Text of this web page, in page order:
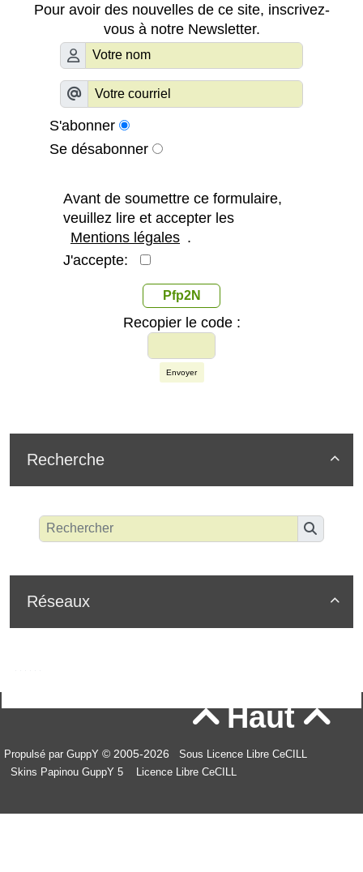
Pour avoir des nouvelles de ce site, inscrivez-
vous à notre Newsletter.
S'abonner
Se désabonner
Avant de soumettre ce formulaire,
veuillez lire et accepter les
Mentions légales .
J'accepte:
Pfp2N
Recopier le code :
Envoyer

Recherche

Réseaux
Haut
Propulsé par GuppY © 2005-2026
Sous Licence Libre CeCILL
Skins Papinou GuppY 5
Licence Libre CeCILL